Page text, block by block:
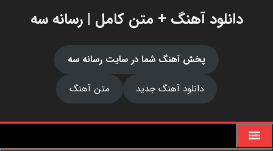
دانلود آهنگ + متن کامل | رسانه سه
پخش آهنگ شما در سایت رسانه سه
دانلود آهنگ جدید
متن آهنگ